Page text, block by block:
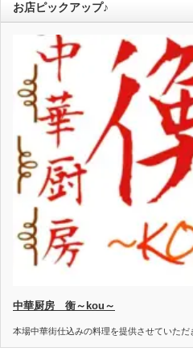
お店ピックアップ♪
中華厨房 衡～kou～
本場中華街仕込みの料理を提供させていた